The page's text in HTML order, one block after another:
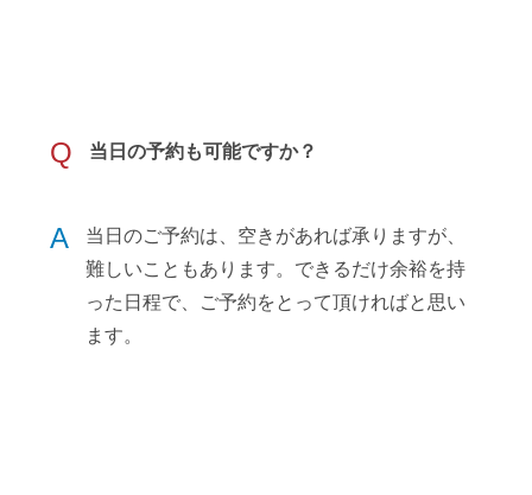
Q 当日の予約も可能ですか？
A
当日のご予約は、空きがあれば承りますが、
難しいこともあります。できるだけ余裕を持
った日程で、ご予約をとって頂ければと思い
ます。